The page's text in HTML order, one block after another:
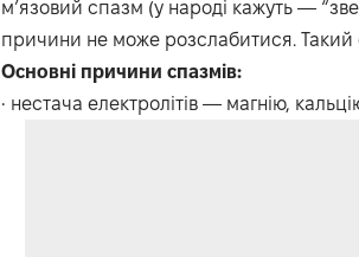
м’язовий спазм (у народі кажуть —
причини не може розслабитися. Такий
Основні причини спазмів:
• нестача електролітів — магнію,